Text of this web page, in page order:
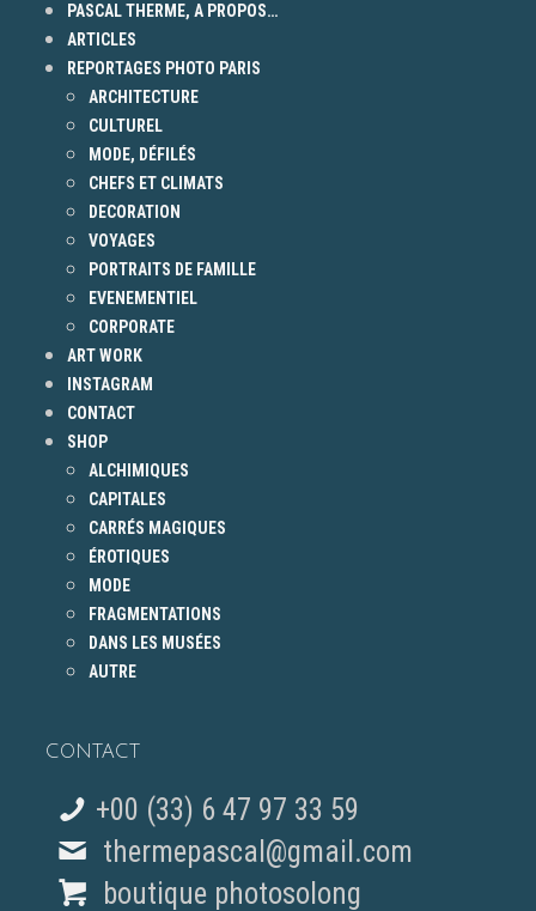
PASCAL THERME, A PROPOS…
ARTICLES
REPORTAGES PHOTO PARIS
ARCHITECTURE
CULTUREL
MODE, DÉFILÉS
CHEFS ET CLIMATS
DECORATION
VOYAGES
PORTRAITS DE FAMILLE
EVENEMENTIEL
CORPORATE
ART WORK
INSTAGRAM
CONTACT
SHOP
ALCHIMIQUES
CAPITALES
CARRÉS MAGIQUES
ÉROTIQUES
MODE
FRAGMENTATIONS
DANS LES MUSÉES
AUTRE
CONTACT
+00 (33) 6 47 97 33 59
thermepascal@gmail.com
boutique photosolong